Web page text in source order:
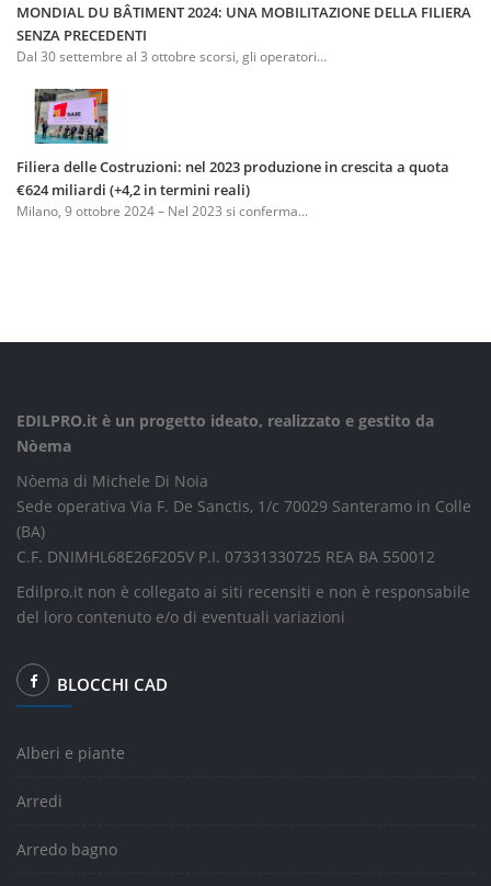
MONDIAL DU BÂTIMENT 2024: UNA MOBILITAZIONE DELLA FILIERA
SENZA PRECEDENTI
Dal 30 settembre al 3 ottobre scorsi, gli operatori...
Filiera delle Costruzioni: nel 2023 produzione in crescita a quota
€624 miliardi (+4,2 in termini reali)
Milano, 9 ottobre 2024 – Nel 2023 si conferma...
EDILPRO.it è un progetto ideato, realizzato e gestito da
Nòema
Nòema di Michele Di Noia
Sede operativa Via F. De Sanctis, 1/c 70029 Santeramo in Colle
(BA)
C.F. DNIMHL68E26F205V P.I. 07331330725 REA BA 550012
Edilpro.it non è collegato ai siti recensiti e non è responsabile
del loro contenuto e/o di eventuali variazioni
BLOCCHI CAD
Alberi e piante
Arredi
Arredo bagno